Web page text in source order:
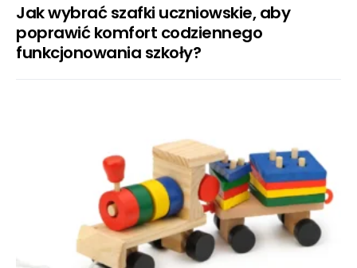
Jak wybrać szafki uczniowskie, aby
poprawić komfort codziennego
funkcjonowania szkoły?